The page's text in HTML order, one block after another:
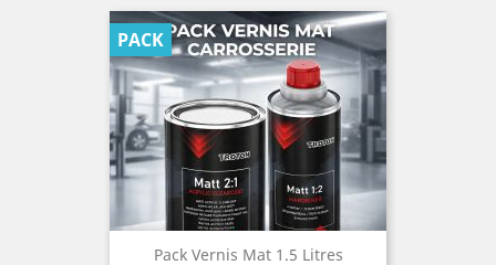
Pack Vernis Mat 1.5 Litres
PACK